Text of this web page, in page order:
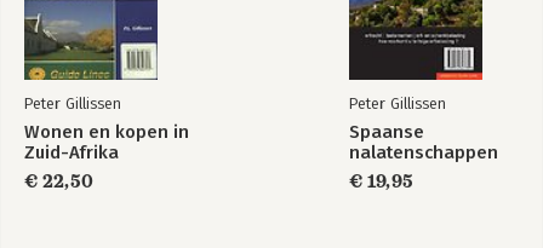
18. De Nederlandse zorgverzekering bij vestiging in Frankrijk
19. De Franse sociale zekerheid (Sécurite Social)
20. Emigratie naar Frankrijk en de Nederlandse sociale
verzekeringen
22. De Franse gemeentelijke belastingen
23. De Franse vermogensbelasting (impôt sur la fortune
immobilière)
Peter Gillissen
Wonen en kopen in
Zuid-Afrika
€ 22,50
Peter Gillissen
Spaanse
nalatenschappen
€ 19,95